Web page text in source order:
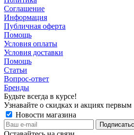
Соглашение
Информация
Публичная оферта
Помощь
Условия оплаты
Условия доставки
Помощь
Статьи
Вопрос-ответ
Бренды
Будьте всегда в курсе!
Узнавайте о скидках и акциях первым
Новости магазина